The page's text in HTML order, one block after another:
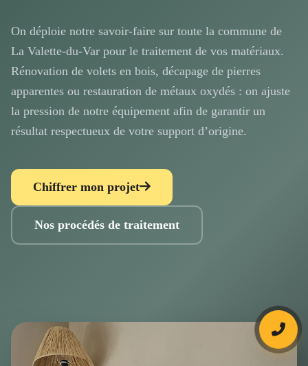
On déploie notre savoir-faire sur toute la commune de
La Valette-du-Var pour le traitement de vos matériaux.
Rénovation de volets en bois, décapage de pierres
apparentes ou restauration de métaux oxydés : on ajuste
la pression de notre équipement afin de garantir un
résultat respectueux de votre support d’origine.
Chiffrer mon projet
Nos procédés de traitement